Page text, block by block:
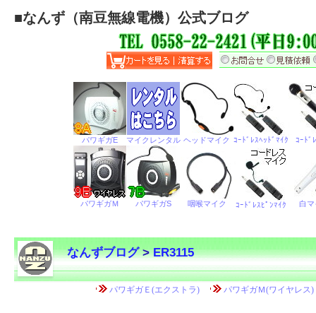
■なんず（南豆無線電機）公式ブログ
なんずブログ>ER3115